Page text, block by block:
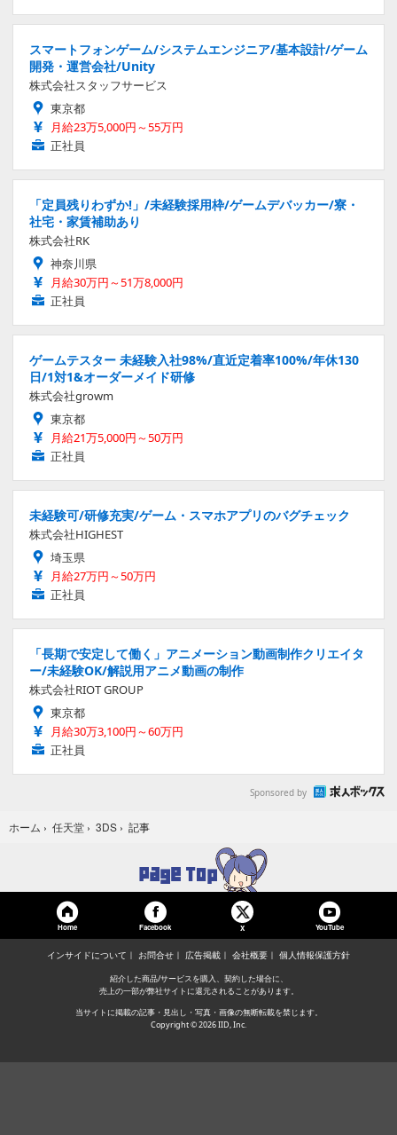
スマートフォンゲーム/システムエンジニア/基本設計/ゲーム
開発・運営会社/Unity
株式会社スタッフサービス
東京都
月給23万5,000円～55万円
正社員
「定員残りわずか!」/未経験採用枠/ゲームデバッカー/寮・
社宅・家賃補助あり
株式会社RK
神奈川県
月給30万円～51万8,000円
正社員
ゲームテスター 未経験入社98%/直近定着率100%/年休130
日/1対1&オーダーメイド研修
株式会社growm
東京都
月給21万5,000円～50万円
正社員
未経験可/研修充実/ゲーム・スマホアプリのバグチェック
株式会社HIGHEST
埼玉県
月給27万円～50万円
正社員
「長期で安定して働く」アニメーション動画制作クリエイタ
ー/未経験OK/解説用アニメ動画の制作
株式会社RIOT GROUP
東京都
月給30万3,100円～60万円
正社員
Sponsored by
ホーム › 任天堂 › 3DS › 記事
Home Facebook X YouTube
インサイドについて お問合せ 広告掲載 会社概要 個人情報保護方針
紹介した商品/サービスを購入、契約した場合に、
売上の一部が弊社サイトに還元されることがあります。
当サイトに掲載の記事・見出し・写真・画像の無断転載を禁じます。
Copyright © 2026 IID, Inc.